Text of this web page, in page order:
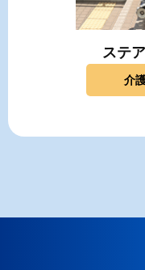
ステ
介